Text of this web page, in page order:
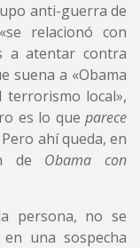
anti-guerra de
relacionó con
a atentar contra
suena a «Obama
terrorismo local»,
es lo que parece
ahí queda, en
de Obama con
persona, no se
una sospecha